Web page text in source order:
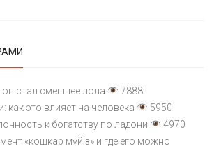
он стал смешнее лола
7888
как это влияет на человека
5950
к богатству по ладони
4970
«кошкар мүйіз» и где его можно